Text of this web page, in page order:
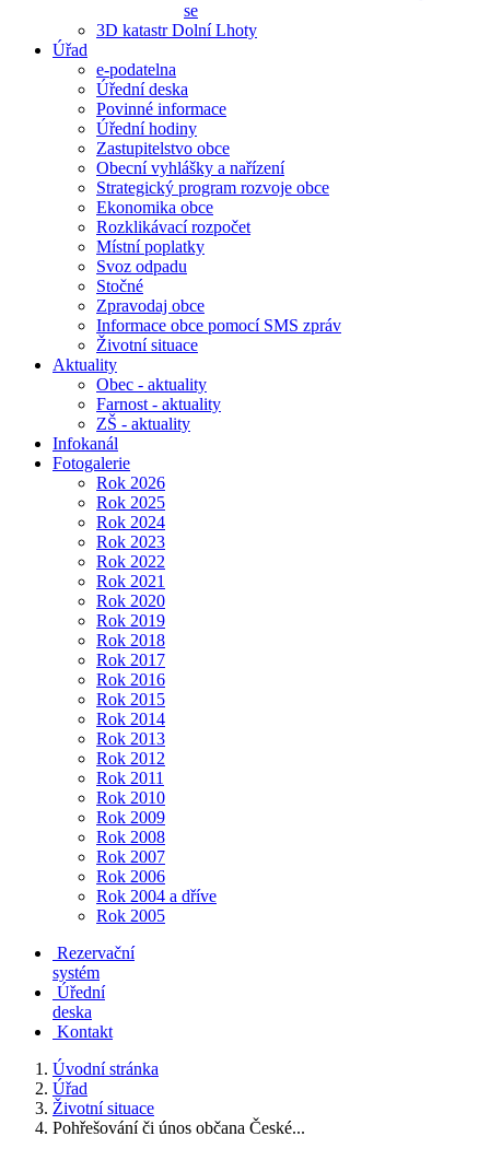
se
3D katastr Dolní Lhoty
Úřad
e-podatelna
Úřední deska
Povinné informace
Úřední hodiny
Zastupitelstvo obce
Obecní vyhlášky a nařízení
Strategický program rozvoje obce
Ekonomika obce
Rozklikávací rozpočet
Místní poplatky
Svoz odpadu
Stočné
Zpravodaj obce
Informace obce pomocí SMS zpráv
Životní situace
Aktuality
Obec - aktuality
Farnost - aktuality
ZŠ - aktuality
Infokanál
Fotogalerie
Rok 2026
Rok 2025
Rok 2024
Rok 2023
Rok 2022
Rok 2021
Rok 2020
Rok 2019
Rok 2018
Rok 2017
Rok 2016
Rok 2015
Rok 2014
Rok 2013
Rok 2012
Rok 2011
Rok 2010
Rok 2009
Rok 2008
Rok 2007
Rok 2006
Rok 2004 a dříve
Rok 2005
Rezervační
systém
Úřední
deska
Kontakt
Úvodní stránka
Úřad
Životní situace
Pohřešování či únos občana České...